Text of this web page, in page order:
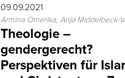
09.09.2021
Armina Omerika, Anja Middelbeck-
Theologie –
gendergerecht?
Perspektiven für